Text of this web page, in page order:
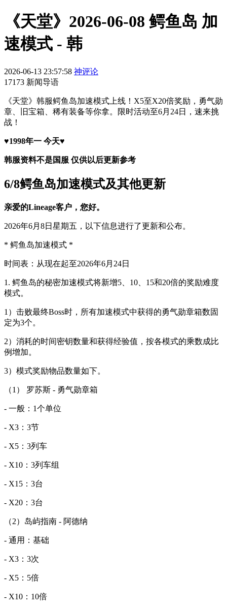
《天堂》2026-06-08 鳄鱼岛 加
速模式 - 韩
2026-06-13 23:57:58 神评论
17173 新闻导语
《天堂》韩服鳄鱼岛加速模式上线！X5至X20倍奖励，勇气勋
章、旧宝箱、稀有装备等你拿。限时活动至6月24日，速来挑
战！
♥1998年一 今天♥
韩服资料不是国服 仅供以后更新参考
6/8鳄鱼岛加速模式及其他更新
亲爱的Lineage客户，您好。
2026年6月8日星期五，以下信息进行了更新和公布。
* 鳄鱼岛加速模式 *
时间表：从现在起至2026年6月24日
1. 鳄鱼岛的秘密加速模式将新增5、10、15和20倍的奖励难度
模式。
1）击败最终Boss时，所有加速模式中获得的勇气勋章箱数固
定为3个。
2）消耗的时间密钥数量和获得经验值，按各模式的乘数成比
例增加。
3）模式奖励物品数量如下。
（1） 罗苏斯 - 勇气勋章箱
- 一般：1个单位
- X3：3节
- X5：3列车
- X10：3列车组
- X15：3台
- X20：3台
（2）岛屿指南 - 阿德纳
- 通用：基础
- X3：3次
- X5：5倍
- X10：10倍